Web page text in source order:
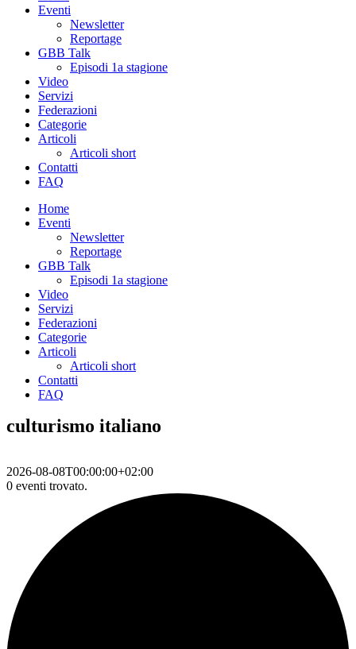
Eventi
Newsletter
Reportage
GBB Talk
Episodi 1a stagione
Video
Servizi
Federazioni
Categorie
Articoli
Articoli short
Contatti
FAQ
Home
Eventi
Newsletter
Reportage
GBB Talk
Episodi 1a stagione
Video
Servizi
Federazioni
Categorie
Articoli
Articoli short
Contatti
FAQ
culturismo italiano
2026-08-08T00:00:00+02:00
0 eventi trovato.